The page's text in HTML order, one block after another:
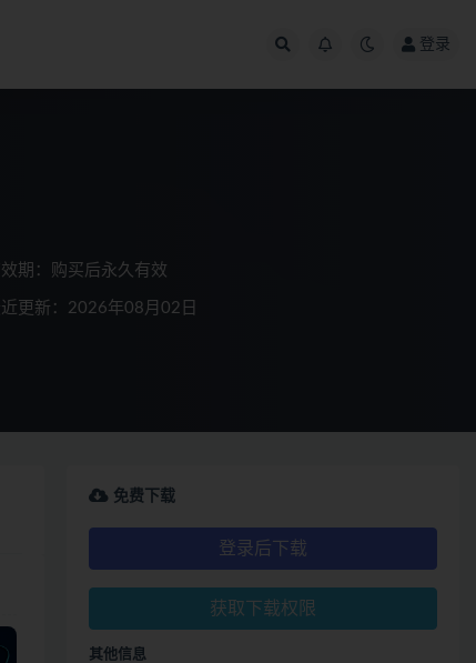
登录
期：购买后永久有效
更新：2026年08月02日
免费下载
登录后下载
获取下载权限
其他信息